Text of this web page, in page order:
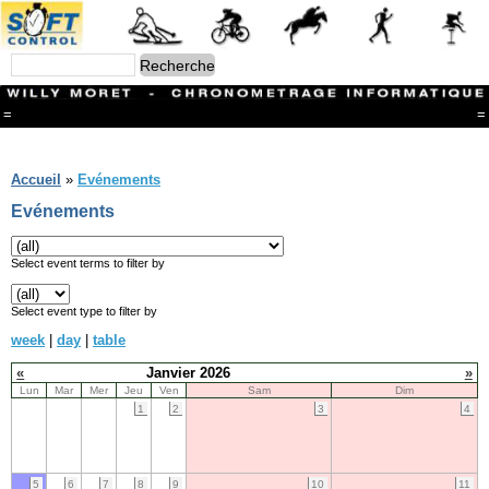
= =
Branches
CONTACT
Ski ALPIN
Triathlon
Ski Nordique
Courses à pieds
Athlétisme
Slalom In-Line
Caisse à savon
Coupe "Journal La Gruyère"
Accueil » Evénements
Evénements
Select event terms to filter by
Select event type to filter by
week | day | table
«
Janvier 2026 »
Lun Mar Mer Jeu Ven Sam
Dim
1
2 3 4
5 6 7 8 9 10 11